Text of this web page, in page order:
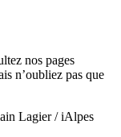
nos pages
n’oubliez pas que
Lagier / iAlpes